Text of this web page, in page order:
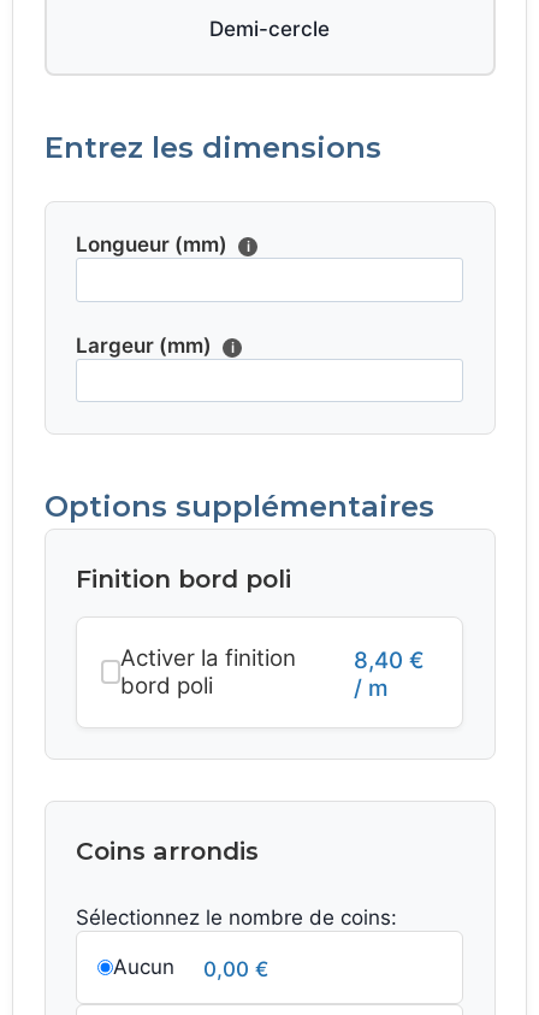
Demi-cercle
Entrez les dimensions
Longueur (mm) i
Largeur (mm) i
Options supplémentaires
Finition bord poli
Activer la finition
bord poli
8,40€
/ m
Coins arrondis
Sélectionnez le nombre de coins:
Aucun 0,00 €